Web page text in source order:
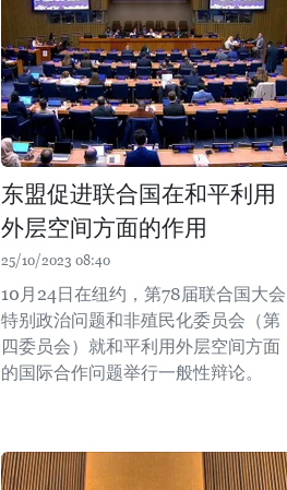
东盟促进联合国在和平利用
外层空间方面的作用
25/10/2023 08:40
10月24日在纽约，第78届联合国大会
特别政治问题和非殖民化委员会（第
四委员会）就和平利用外层空间方面
的国际合作问题举行一般性辩论。